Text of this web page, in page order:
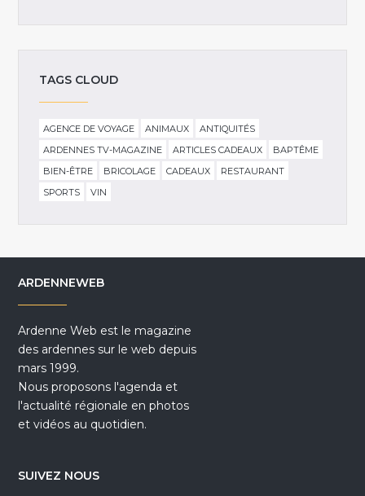
TAGS CLOUD
AGENCE DE VOYAGE ANIMAUX
ANTIQUITÉS
ARDENNES TV-MAGAZINE
ARTICLES CADEAUX
BAPTÊME
BIEN-ÊTRE
BRICOLAGE CADEAUX
RESTAURANT
SPORTS
VIN
ARDENNEWEB
Ardenne Web est le magazine
des ardennes sur le web depuis
mars 1999.
Nous proposons l'agenda et
l'actualité régionale en photos
et vidéos au quotidien.
SUIVEZ NOUS